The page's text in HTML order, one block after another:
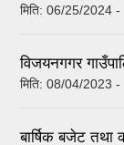
मिति: 06/25/2024 -
विजयनगगर
मिति: 08/04/2023 -
बार्षिक बजेट